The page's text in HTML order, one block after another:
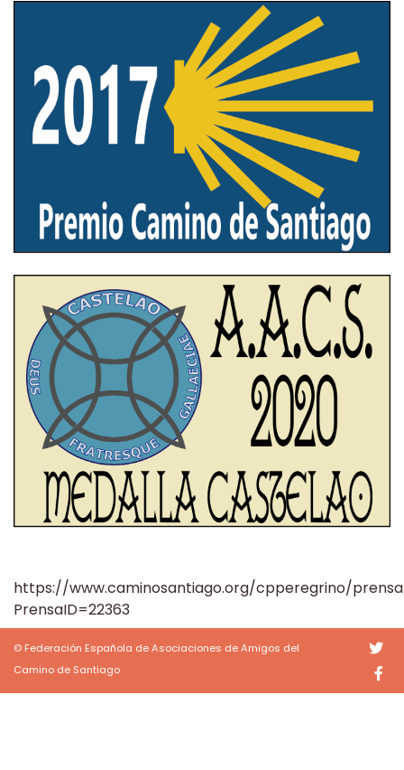
https://www.caminosantiago.org/cpperegrino/
PrensaID=22363
© Federación Española de Asociaciones de Amigos del
Camino de Santiago